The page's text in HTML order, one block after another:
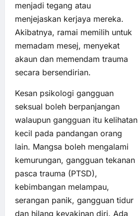
menjadi tegang atau
menjejaskan kerjaya mereka.
Akibatnya, ramai memilih untuk
memadam mesej, menyekat
akaun dan memendam trauma
secara bersendirian.
Kesan psikologi gangguan
seksual boleh berpanjangan
walaupun gangguan itu kelihatan
kecil pada pandangan orang
lain. Mangsa boleh mengalami
kemurungan, gangguan tekanan
pasca trauma (PTSD),
kebimbangan melampau,
serangan panik, gangguan tidur
dan hilang keyakinan diri. Ada